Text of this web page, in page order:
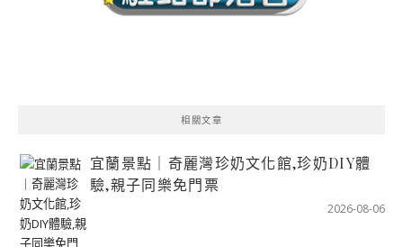
相關文章
宜蘭景點｜奇麗灣珍奶文化館,珍奶DIY體
驗,親子同樂免門票
2026-08-06